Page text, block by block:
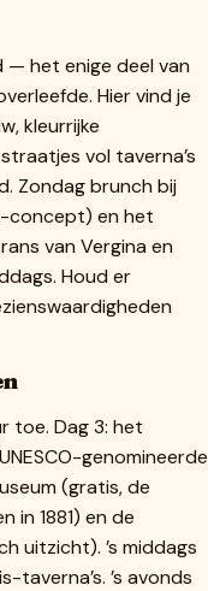
— het enige deel van
Hier vind je
kleurrijke
vol taverna’s
Zondag brunch bij
concept) en het
van Vergina en
Houd er
toe. Dag 3: het
genomineerde
(gratis, de
in 1881) en de
uitzicht). ’s middags
taverna’s. ’s avonds